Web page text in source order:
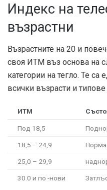
Индекс на
възрастни
Възрастните на 20 и
своя ИТМ въз основа на
категории на тегло. Те
всички възрасти и типове
ИТМ
Под 18,5
18,5 – 24,9
25,0 – 29,9
30.0 и по -нови